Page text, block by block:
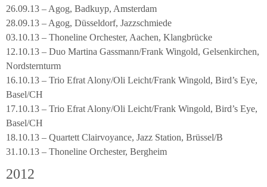
26.09.13 – Agog, Badkuyp, Amsterdam
28.09.13 – Agog, Düsseldorf, Jazzschmiede
03.10.13 – Thoneline Orchester, Aachen, Klangbrücke
12.10.13 – Duo Martina Gassmann/Frank Wingold, Gelsenkirchen,
Nordsternturm
16.10.13 – Trio Efrat Alony/Oli Leicht/Frank Wingold, Bird’s Eye,
Basel/CH
17.10.13 – Trio Efrat Alony/Oli Leicht/Frank Wingold, Bird’s Eye,
Basel/CH
18.10.13 – Quartett Clairvoyance, Jazz Station, Brüssel/B
31.10.13 – Thoneline Orchester, Bergheim
2012